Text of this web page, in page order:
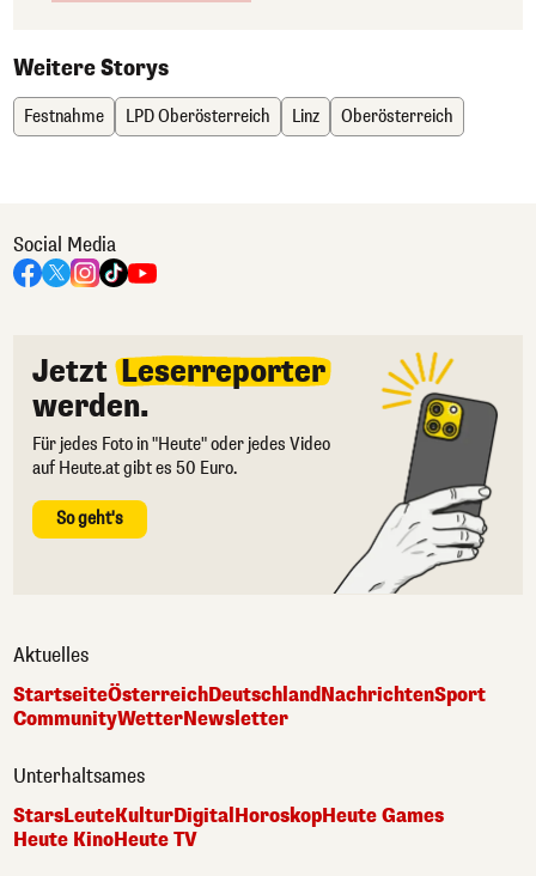
Weitere Storys
Festnahme LPD Oberösterreich Linz Oberösterreich
Social Media
Jetzt Leserreporter
werden.
Für jedes Foto in "Heute" oder jedes Video
auf Heute.at gibt es 50 Euro.
So geht's
Aktuelles
StartseiteÖsterreichDeutschlandNachrichtenSport
CommunityWetterNewsletter
Unterhaltsames
StarsLeuteKulturDigitalHoroskopHeute Games
Heute KinoHeute TV